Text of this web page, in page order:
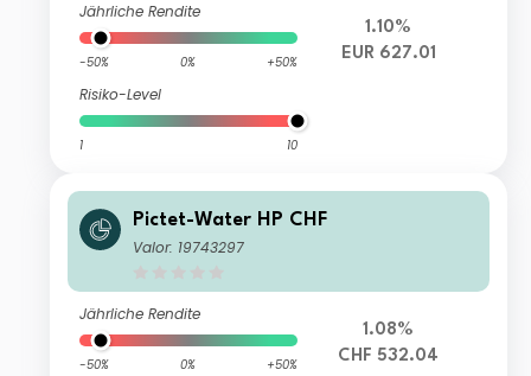
Jährliche Rendite
-50% 0% +50%
Risiko-Level
1 10
1.10%
EUR 627.01
Pictet-Water HP CHF
Valor: 19743297
Jährliche Rendite
-50% 0% +50%
1.08%
CHF 532.04